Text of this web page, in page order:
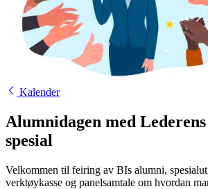
Kalender
Alumnidagen med
spesial
Velkommen til feiring av BIs alumni,
verktøykasse og panelsamtale om hvordan